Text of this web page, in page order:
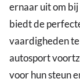
ernaar uit om
biedt de
vaardigheden
autosport
voor hun steun